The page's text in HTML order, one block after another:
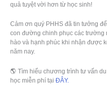
quả tuyệt vời hơn từ học sinh!
Cảm ơn quý PHHS đã tin tưởng
con đường chinh phục các trường
hào và hạnh phúc khi nhận được
năm nay.
🌎 Tìm hiểu chương trình tư vấn
học miễn phí tại ĐÂY.